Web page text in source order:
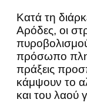
Κατά τη
Αρόδες, οι
πρόσωπο
πράξεις
κάμψουν το
και του λαού